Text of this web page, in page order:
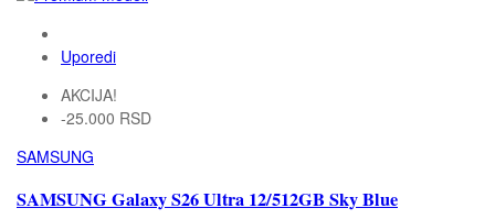
Uporedi
AKCIJA!
-25.000 RSD
SAMSUNG
SAMSUNG Galaxy S26 Ultra 12/512GB Sky Blue